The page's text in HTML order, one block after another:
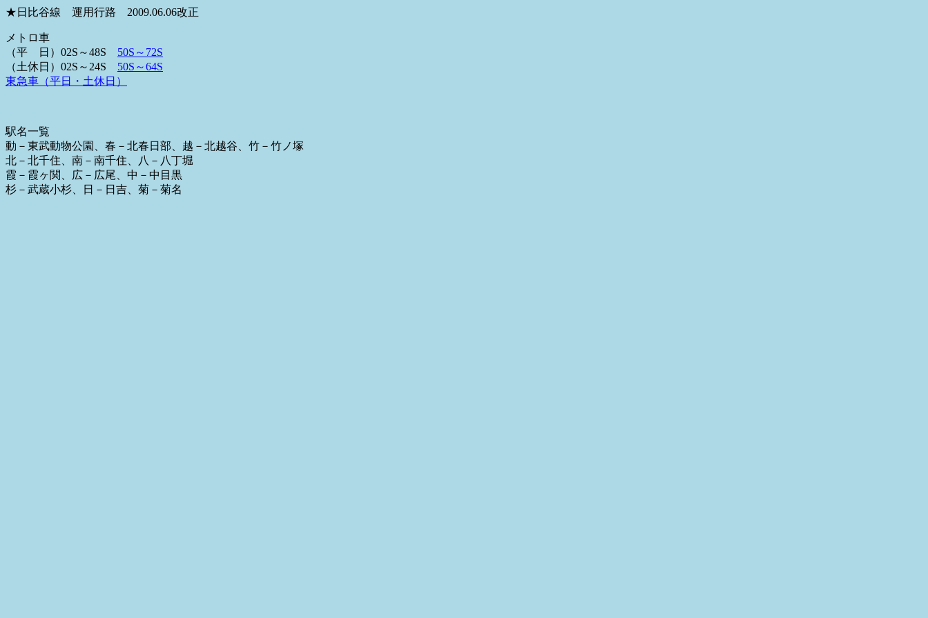
★日比谷線 運用行路 2009.06.06改正
メトロ車
（平 日）02S～48S 50S～72S
（土休日）02S～24S 50S～64S
東急車（平日・土休日）
駅名一覧
動－東武動物公園、春－北春日部、越－北越谷、竹－竹ノ塚
北－北千住、南－南千住、八－八丁堀
霞－霞ヶ関、広－広尾、中－中目黒
杉－武蔵小杉、日－日吉、菊－菊名